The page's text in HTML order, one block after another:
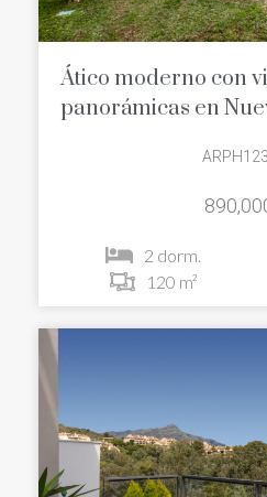
Ático moderno con
panorámicas en
2 dorm.
120 m²